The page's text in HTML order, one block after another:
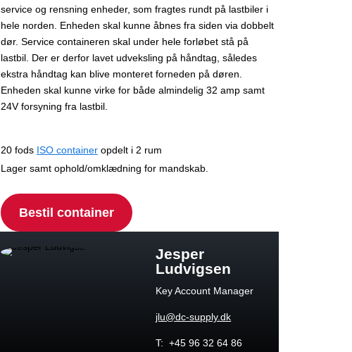
service og rensning enheder, som fragtes rundt på lastbiler i
hele norden. Enheden skal kunne åbnes fra siden via dobbelt
dør. Service containeren skal under hele forløbet stå på
lastbil. Der er derfor lavet udveksling på håndtag, således
ekstra håndtag kan blive monteret forneden på døren.
Enheden skal kunne virke for både almindelig 32 amp samt
24V forsyning fra lastbil.
20 fods ISO containeropdelt i 2 rum
Lager samt ophold/omklædning for mandskab.
Bestil container
Jesper
Ludvigsen
Key Account Manager
jlu@dc-supply.dk
T: +45 96 32 64 86